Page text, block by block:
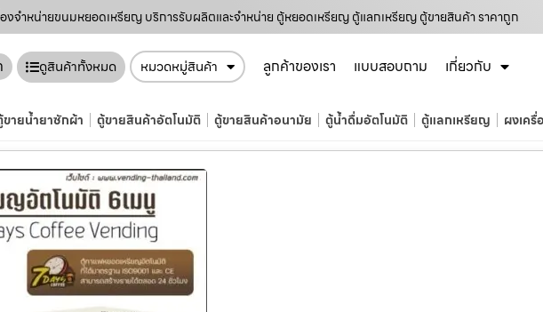
องจำหน่ายขนมหยอดเหรียญ​ บริการรับผลิตและจำหน่าย ตู้หยอดเหรียญ ตู้แลกเหรียญ ตู้ขายสินค้า ราคาถูก
ดูสินค้าทั้งหมด หมวดหมู่สินค้า ลูกค้าของเรา แบบสอบถาม เกี่ยวกับ
ายน้ำยาซักผ้า ตู้ขายสินค้าอัตโนมัติ ตู้ขายสินค้าอนามัย ตู้น้ำดื่มอัตโนมัติ ตู้แลกเหรียญ ผงเค